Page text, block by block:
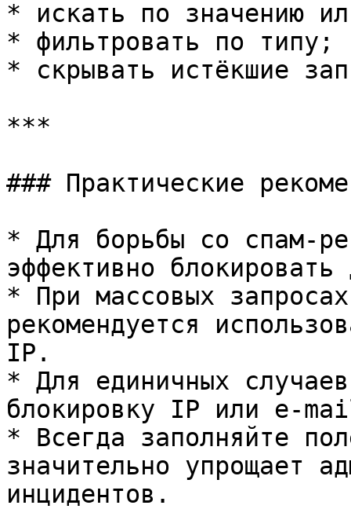
* искать по значению
* фильтровать по типу;
* скрывать истёкшие
***
### Практические
* Для борьбы со спам-
эффективно
* При массовых
рекомендуется
IP.
* Для единичных
блокировку IP или e-
* Всегда заполняйте
значительно упрощает
инцидентов.